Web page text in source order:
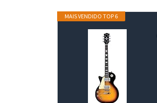
MAIS VENDIDO TOP 6